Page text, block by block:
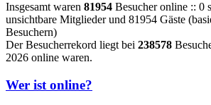
Insgesamt waren 81954 Besucher online :: 0
unsichtbare Mitglieder und 81954 Gäste
Besuchern)
Der Besucherrekord liegt bei 238578
2026 online waren.
Wer ist online?